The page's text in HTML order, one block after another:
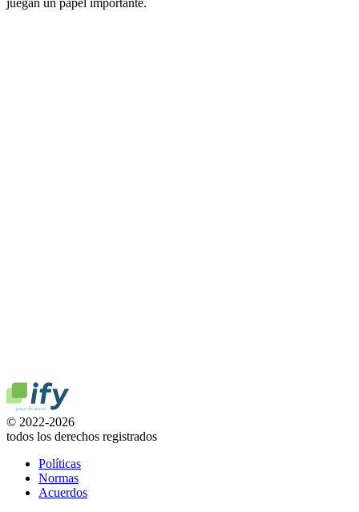
juegan un papel importante.
© 2022-2026
todos los derechos registrados
Políticas
Normas
Acuerdos